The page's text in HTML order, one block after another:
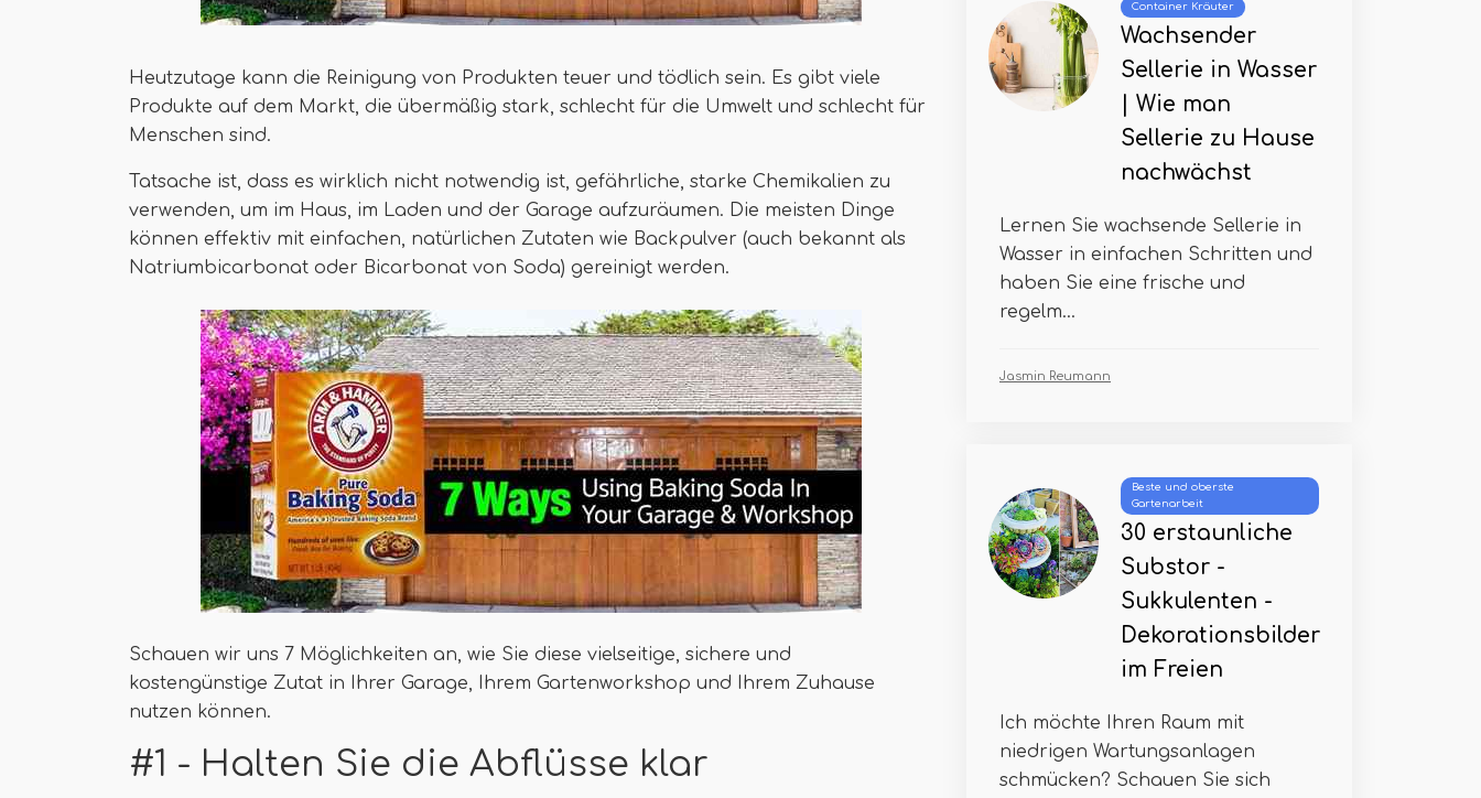
Heutzutage kann die Reinigung von Produkten teuer und tödlich sein. Es gibt viele
Produkte auf dem Markt, die übermäßig stark, schlecht für die Umwelt und schlecht für
Menschen sind.
Tatsache ist, dass es wirklich nicht notwendig ist, gefährliche, starke Chemikalien zu
verwenden, um im Haus, im Laden und der Garage aufzuräumen. Die meisten Dinge
können effektiv mit einfachen, natürlichen Zutaten wie Backpulver (auch bekannt als
Natriumbicarbonat oder Bicarbonat von Soda) gereinigt werden.
Schauen wir uns 7 Möglichkeiten an, wie Sie diese vielseitige, sichere und
kostengünstige Zutat in Ihrer Garage, Ihrem Gartenworkshop und Ihrem Zuhause
nutzen können.
#1 - Halten Sie die Abflüsse klar
Container Kräuter
Wachsender
Sellerie in Wasser
| Wie man
Sellerie zu Hause
nachwächst
Lernen Sie wachsende Sellerie in
Wasser in einfachen Schritten und
haben Sie eine frische und
regelm...
Jasmin Reumann
Beste und oberste
Gartenarbeit
30 erstaunliche
Substor -
Sukkulenten -
Dekorationsbilder
im Freien
Ich möchte Ihren Raum mit
niedrigen Wartungsanlagen
schmücken? Schauen Sie sich